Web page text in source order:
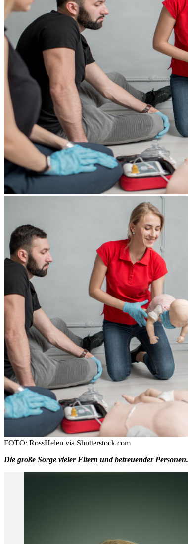
FOTO: RossHelen via Shutterstock.com
Die große Sorge vieler Eltern und betreuender Personen.